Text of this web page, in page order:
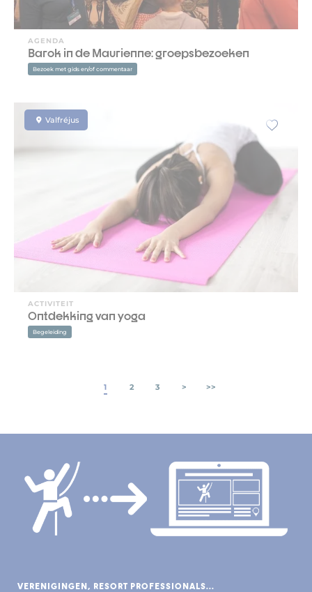
AGENDA
Barok in de Maurienne: groepsbezoeken
Bezoek met gids en/of commentaar
Valfréjus
ACTIVITEIT
Ontdekking van yoga
Begeleiding
1 2 3 > >>
VERENIGINGEN, RESORT PROFESSIONALS...